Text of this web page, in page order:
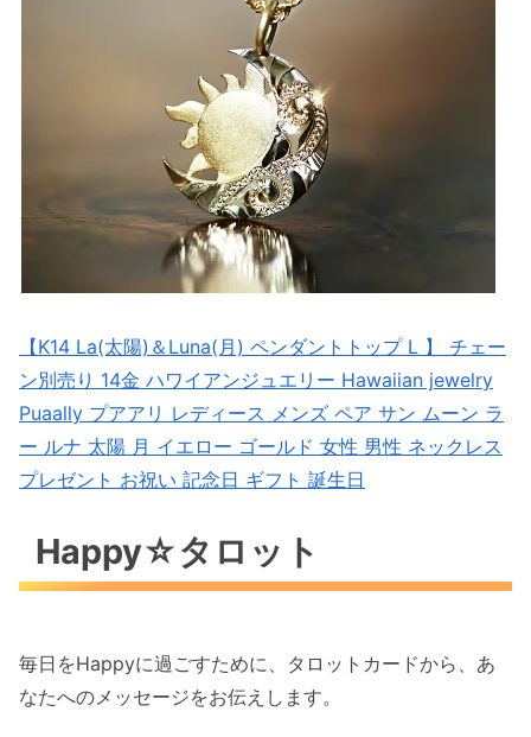
【K14 La(太陽)＆Luna(月) ペンダントトップ L 】 チェー
ン別売り 14金 ハワイアンジュエリー Hawaiian jewelry
Puaally プアアリ レディース メンズ ペア サン ムーン ラ
ー ルナ 太陽 月 イエロー ゴールド 女性 男性 ネックレス
プレゼント お祝い 記念日 ギフト 誕生日
Happy☆タロット
毎日をHappyに過ごすために、タロットカードから、あ
なたへのメッセージをお伝えします。